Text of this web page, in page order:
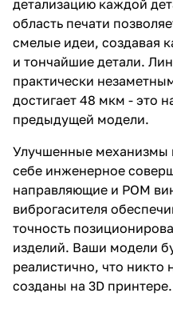
детализацию каждой
область печати
смелые идеи, создавая
и тончайшие детали.
практически
достигает 48 мкм - это
предыдущей модели.
Улучшенные механизмы
себе инженерное
направляющие и POM
виброгасителя
точность
изделий. Ваши модели
реалистично, что никто
созданы на 3D принтере.